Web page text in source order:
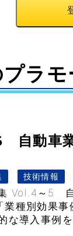
ラ
自動
技術情報
集 Vol.4～
種別効果
な導入事例